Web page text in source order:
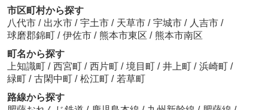
市区町村から探す
八代市 / 出水市 / 宇土市 / 天草市 / 宇城市 / 人吉市 /
球磨郡錦町 / 伊佐市 / 熊本市東区 / 熊本市南区
町名から探す
上知識町 / 西宮町 / 西片町 / 境目町 / 井上町 / 浜崎町 /
緑町 / 古閑中町 / 松江町 / 若草町
路線から探す